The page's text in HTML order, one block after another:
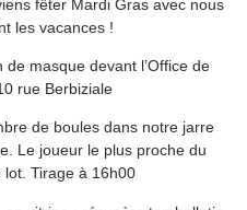
fêter Mardi Gras avec nous
les vacances !
masque devant l’Office de
rue Berbiziale
de boules dans notre jarre
Le joueur le plus proche du
Tirage à 16h00